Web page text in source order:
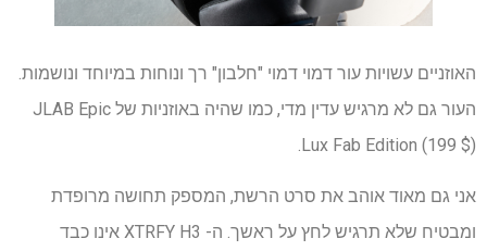
האוזניים עשויות עור דמוי דמוי "חלבון" רך ונוחות במיוחד ונושמות.
העור גם לא מרגיש עדין מדי, כמו שהיה באוזניות של JLAB Epic
Lux Fab Edition (199 $).
אני גם מאוד אוהב את סרט הרשת, המספק תחושה מרופדת
ומבטיח שלא תרגיש לחץ על ראשך. ה- XTRFY H3 אינו כבד